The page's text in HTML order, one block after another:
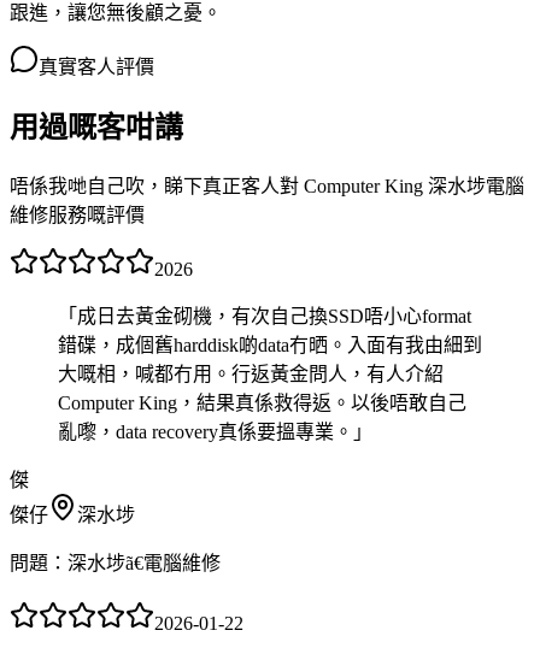
跟進，讓您無後顧之憂。
真實客人評價
用過嘅客咁講
唔係我哋自己吹，睇下真正客人對 Computer King 深水埗電腦
維修服務嘅評價
2026
「 成日去黃金砌機，有次自己換SSD唔小心format
錯碟，成個舊harddisk啲data冇晒。入面有我由細到
大嘅相，喊都冇用。行返黃金問人，有人介紹
Computer King，結果真係救得返。以後唔敢自己
亂嚟，data recovery真係要搵專業。 」
傑
傑仔
深水埗
問題： 深水埗ã€電腦維修
2026-01-22